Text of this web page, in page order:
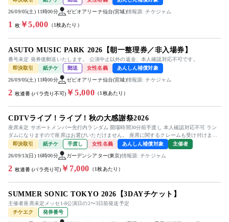
26/09/05(土) 11時00分 ゼビオアリーナ仙台(宮城)情報源: チケジャム
1 枚￥5,000 （1枚あたり）
ASUTO MUSIC PARK 2026【朝一整理券／非入場券】
番号未定 発券後郵送いたします。 公演中止以外の返金、本人確認対応不可です。
即決取引
紙チケ 郵送 女性名義 あんしん補償対象
26/09/05(土) 11時00分 ゼビオアリーナ仙台(宮城)情報源: チケジャム
2 枚連番 (バラ売り不可) ￥5,000 （1枚あたり）
CDTVライブ！ライブ！秋の大感謝祭2026
座席未定 サポートメンバー先行内ランダム 開場時間30分前手渡し 本人確認対応不可 ラン
ダムになりますので座席はお選びいただけません。 座席に関するクレームも受け付けませ
ん。 紙チケットをお...
即決取引 紙チケ 手渡し 女性名義 あんしん補償対象 主催者
26/09/13(日) 16時00分 ガーデンシアター(東京)情報源: チケジャム
2 枚連番 (バラ売り可) ￥7,000 （1枚あたり）
SUMMER SONIC TOKYO 2026【3DAYチケット】
主催者座席未定メッセ1-8公演日の2〜3日前発送予定
チケエク
発券番号